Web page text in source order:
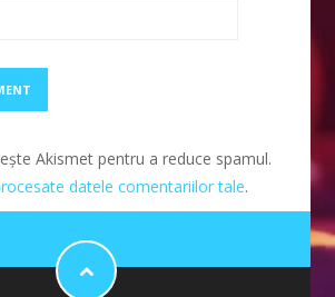
Akismet pentru a reduce spamul.
datele comentariilor tale.